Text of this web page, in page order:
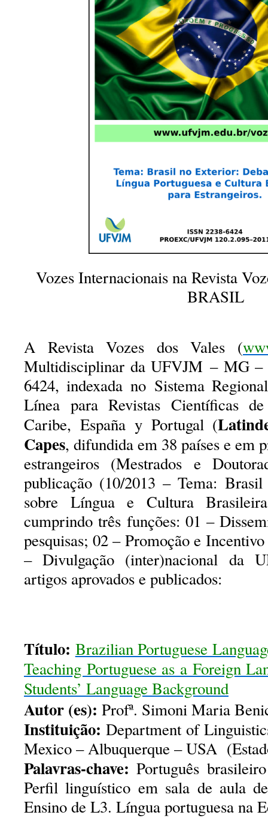
Vozes Internacionais na Revista
BRASIL
A Revista Vozes dos Vales (
Multidisciplinar da UFVJM – MG –
6424, indexada no Sistema
Línea para Revistas Científicas
Caribe, España y Portugal (
Capes, difundida em 38 países e em
estrangeiros (Mestrados e
publicação (10/2013 – Tema:
sobre Língua e Cultura
cumprindo três funções: 01 –
pesquisas; 02 – Promoção e
– Divulgação (inter)nacional da
artigos aprovados e publicados:
Título: Brazilian Portuguese
Teaching Portuguese as a Foreign
Students’ Language Background
Autor (es): Profª. Simoni Maria
Instituição: Department of
Mexico – Albuquerque – USA
Palavras-chave: Português
Perfil linguístico em sala de aula
Ensino de L3. Língua portuguesa na